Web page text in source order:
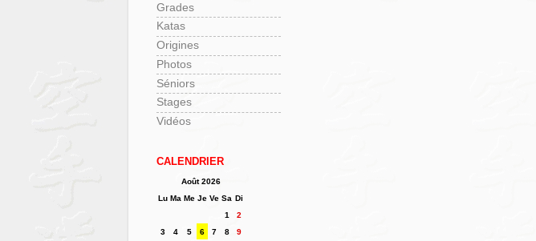
Grades
Katas
Origines
Photos
Séniors
Stages
Vidéos
CALENDRIER
Août 2026
Lu Ma Me Je Ve Sa Di
1
2
3
4 5 6 7 8
9